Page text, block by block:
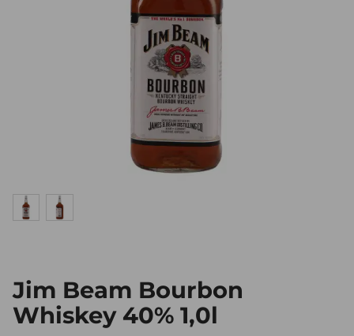
Jim Beam Bourbon
Whiskey 40% 1,0l